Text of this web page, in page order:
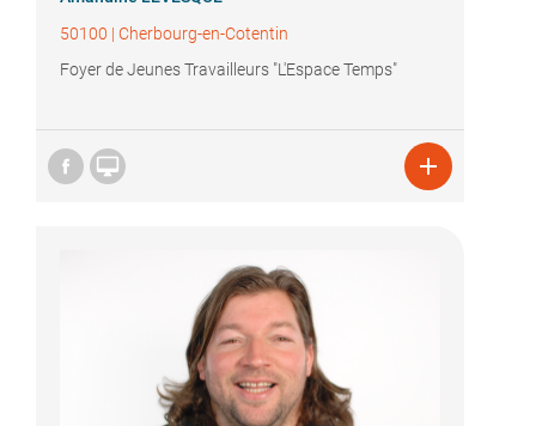
50100 | Cherbourg-en-Cotentin
Foyer de Jeunes Travailleurs "L'Espace Temps"
 